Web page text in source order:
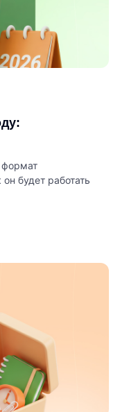
формат
будет работать